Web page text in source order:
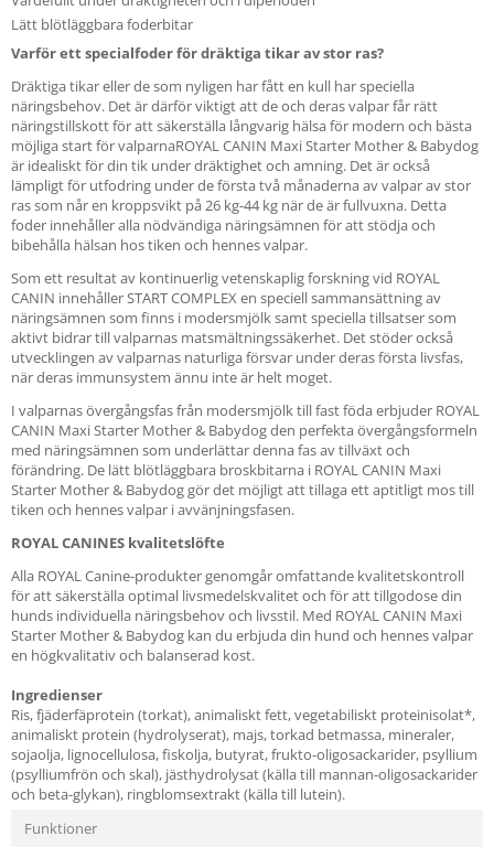
Lätt blötläggbara foderbitar
Varför ett specialfoder för dräktiga tikar av stor ras?
Dräktiga tikar eller de som nyligen har fått en kull har speciella
näringsbehov. Det är därför viktigt att de och deras valpar får rätt
näringstillskott för att säkerställa långvarig hälsa för modern och bästa
möjliga start för valparnaROYAL CANIN Maxi Starter Mother & Babydog
är idealiskt för din tik under dräktighet och amning. Det är också
lämpligt för utfodring under de första två månaderna av valpar av stor
ras som når en kroppsvikt på 26 kg-44 kg när de är fullvuxna. Detta
foder innehåller alla nödvändiga näringsämnen för att stödja och
bibehålla hälsan hos tiken och hennes valpar.
Som ett resultat av kontinuerlig vetenskaplig forskning vid ROYAL
CANIN innehåller START COMPLEX en speciell sammansättning av
näringsämnen som finns i modersmjölk samt speciella tillsatser som
aktivt bidrar till valparnas matsmältningssäkerhet. Det stöder också
utvecklingen av valparnas naturliga försvar under deras första livsfas,
när deras immunsystem ännu inte är helt moget.
I valparnas övergångsfas från modersmjölk till fast föda erbjuder ROYAL
CANIN Maxi Starter Mother & Babydog den perfekta övergångsformeln
med näringsämnen som underlättar denna fas av tillväxt och
förändring. De lätt blötläggbara broskbitarna i ROYAL CANIN Maxi
Starter Mother & Babydog gör det möjligt att tillaga ett aptitligt mos till
tiken och hennes valpar i avvänjningsfasen.
ROYAL CANINES kvalitetslöfte
Alla ROYAL Canine-produkter genomgår omfattande kvalitetskontroll
för att säkerställa optimal livsmedelskvalitet och för att tillgodose din
hunds individuella näringsbehov och livsstil. Med ROYAL CANIN Maxi
Starter Mother & Babydog kan du erbjuda din hund och hennes valpar
en högkvalitativ och balanserad kost.
Ingredienser
Ris, fjäderfäprotein (torkat), animaliskt fett, vegetabiliskt proteinisolat*,
animaliskt protein (hydrolyserat), majs, torkad betmassa, mineraler,
sojaolja, lignocellulosa, fiskolja, butyrat, frukto-oligosackarider, psyllium
(psylliumfrön och skal), jästhydrolysat (källa till mannan-oligosackarider
och beta-glykan), ringblomsextrakt (källa till lutein).
Funktioner